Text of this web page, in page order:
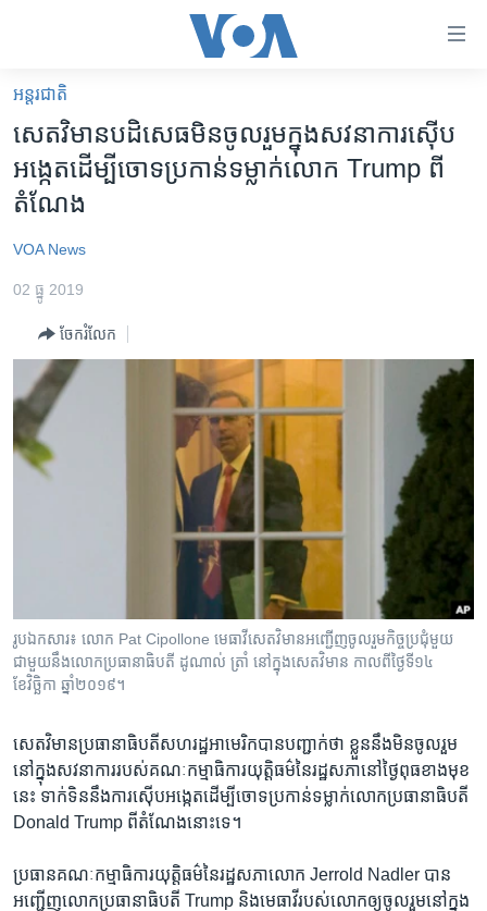
គេហទំព័រ​
ទាក់ទង
និង​
ចូល​
ទំព័រ​
ព័ត៌មាន​​
រំលង​
ចូល​
ទៅ​
ទំព័រ​
ទៅ​
កាន់​
ទំព័រ​
អាមេរិក
កម្ពុជាច្នៃប្រតិដ្ឋ
ព្រឹត្តិការណ៍ព័ត៌មាន
ទូរទស្សន៍ / វីដេអូ​
វិទ្យុ / ផតខាសថ៍
កម្មវិធីទាំងអស់
ភាសា
អន្តរជាតិ
សេតវិមាន​បដិសេធ​មិន​ចូលរួម​ក្នុង​សវនាការ​ស៊ើប​
អង្កេត​ដើម្បី​ចោទ​ប្រកាន់​ទម្លាក់​លោក Trump ពី​
តំណែង
VOA News
02 ធ្នូ 2019
ចែករំលែក
រូប​ឯកសារ៖ លោក Pat Cipollone មេធាវី​សេតវិមាន​អញ្ជើញ​ចូលរួម​កិច្ចប្រជុំ​មួយ​
ជាមួយ​នឹង​លោក​ប្រធានាធិបតី ដូណាល់ ត្រាំ នៅ​ក្នុង​សេតវិមាន កាលពី​ថ្ងៃទី១៤
ខែវិច្ឆិកា ឆ្នាំ២០១៩។
សេតវិមាន​ប្រធានាធិបតី​សហរដ្ឋ​អាមេរិក​បាន​បញ្ជាក់​ថា ខ្លួន​នឹង​មិន​ចូលរួម​
នៅ​ក្នុង​សវនាការ​របស់​គណៈកម្មាធិការ​យុត្តិធម៌​នៃ​រដ្ឋសភា​នៅ​ថ្ងៃ​ពុធ​ខាង​មុខ​
នេះ ទាក់ទិន​នឹង​ការ​ស៊ើប​អង្កេត​ដើម្បី​ចោទ​ប្រកាន់​ទម្លាក់​លោក​ប្រធានាធិបតី
Donald Trump ពី​តំណែង​នោះ​ទេ។
ប្រធាន​គណៈកម្មាធិការ​យុត្តិធម៌​នៃ​រដ្ឋសភា​លោក Jerrold Nadler បាន​
អញ្ជើញ​លោក​ប្រធានាធិបតី Trump និង​មេធាវី​របស់​លោក​ឲ្យ​ចូលរួម​នៅ​ក្នុង​